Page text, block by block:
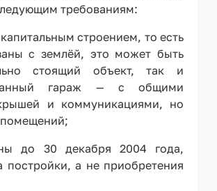
требованиям:
строением, то есть
с землёй, это может быть
стоящий объект, так и
гараж — с общими
и коммуникациями, но
до 30 декабря 2004 года,
постройки, а не приобретения